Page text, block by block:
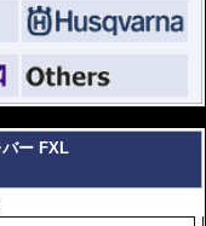
ー FXL